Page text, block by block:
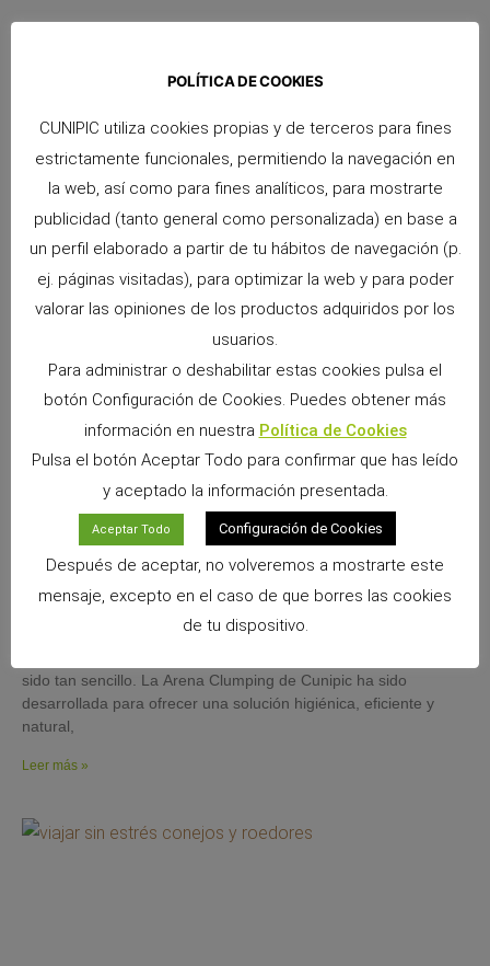
Snacks Alpha Pro: 6 sabores irresistibles para
premiar a tu pequeño
9 junio, 2026 No hay comentarios
Si convives con un conejo, cobaya, chinchilla, degú o cualquier
otro pequeño mamífero herbívoro, sabrás que los premios
forman parte de los momentos más especiales
Leer más »
Arena Clumping de Cunipic: máxima higiene,
absorción y control de olores para tu gato
No hay comentarios
sido tan sencillo. La Arena Clumping de Cunipic ha sido
desarrollada para ofrecer una solución higiénica, eficiente y
natural,
Leer más »
POLÍTICA DE COOKIES
CUNIPIC utiliza cookies propias y de terceros para fines
estrictamente funcionales, permitiendo la navegación en
la web, así como para fines analíticos, para mostrarte
publicidad (tanto general como personalizada) en base a
un perfil elaborado a partir de tu hábitos de navegación (p.
ej. páginas visitadas), para optimizar la web y para poder
valorar las opiniones de los productos adquiridos por los
usuarios.
Para administrar o deshabilitar estas cookies pulsa el
botón Configuración de Cookies. Puedes obtener más
información en nuestra Política de Cookies
Pulsa el botón Aceptar Todo para confirmar que has leído
y aceptado la información presentada.
Aceptar Todo Configuración de Cookies
Después de aceptar, no volveremos a mostrarte este
mensaje, excepto en el caso de que borres las cookies
de tu dispositivo.